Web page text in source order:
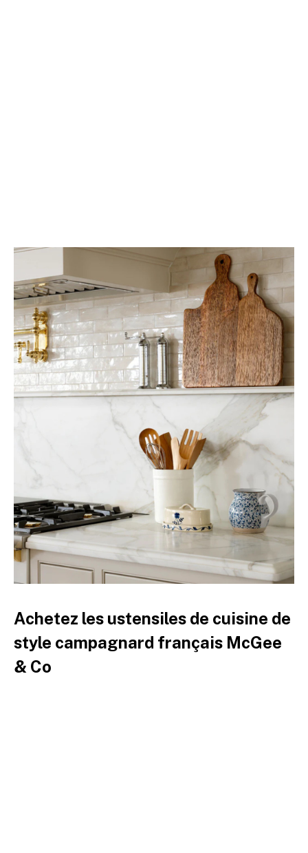
Achetez les ustensiles de cuisine de
style campagnard français McGee
& Co